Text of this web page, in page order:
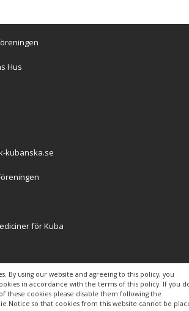
By using our website and agreeing to this policy, you
in accordance with the terms of this policy. If you
these cookies please disable them following the
Notice so that cookies from this website cannot be
Hus
kubanska.se
för Kuba